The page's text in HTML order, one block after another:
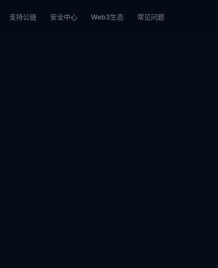
支持公链 安全中心 Web3生态 常见问题